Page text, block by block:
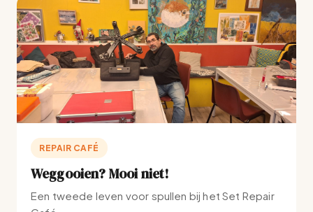
REPAIR CAFÉ
Weggooien? Mooi niet!
Een tweede leven voor spullen bij het Set Repair